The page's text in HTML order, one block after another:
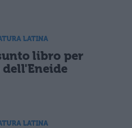
LATINA
libro per
LATINA